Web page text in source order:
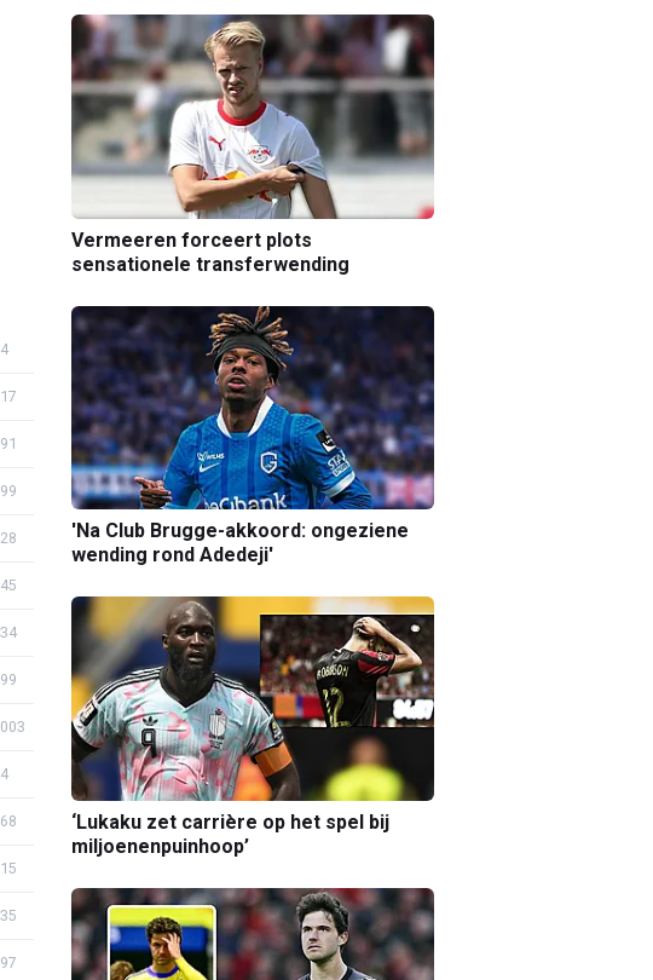
Vermeeren forceert plots
sensationele transferwending
'Na Club Brugge-akkoord: ongeziene
wending rond Adedeji'
‘Lukaku zet carrière op het spel bij
miljoenenpuinhoop’